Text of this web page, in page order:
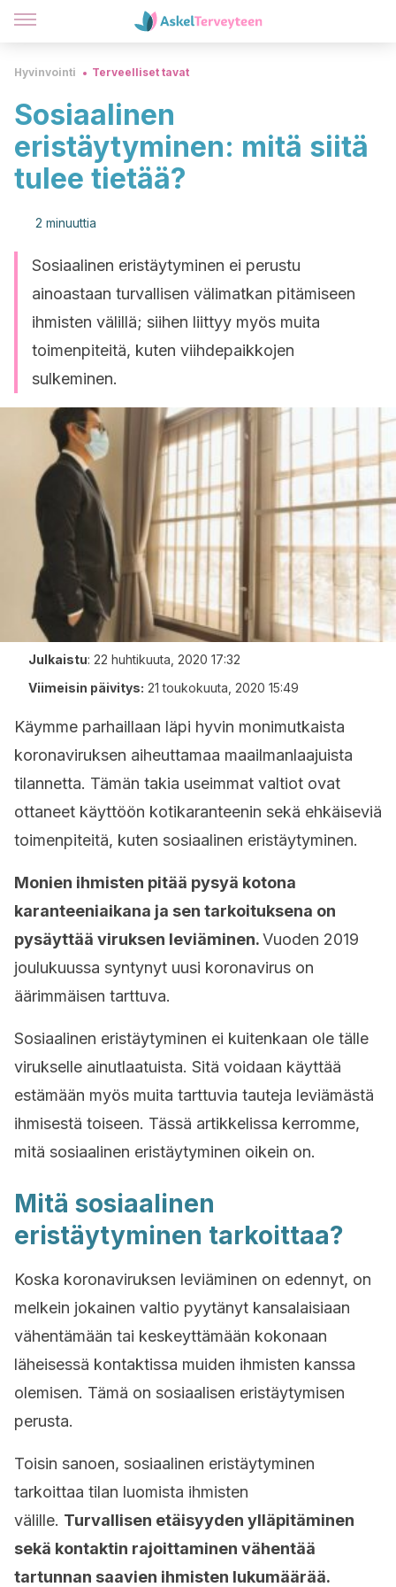
Hyvinvointi Terveelliset tavat
Sosiaalinen
eristäytyminen: mitä siitä
tulee tietää?
2 minuuttia
Sosiaalinen eristäytyminen ei perustu
ainoastaan turvallisen välimatkan pitämiseen
ihmisten välillä; siihen liittyy myös muita
toimenpiteitä, kuten viihdepaikkojen
sulkeminen.
Julkaistu: 22 huhtikuuta, 2020 17:32
Viimeisin päivitys: 21 toukokuuta, 2020 15:49
Käymme parhaillaan läpi hyvin monimutkaista
koronaviruksen aiheuttamaa maailmanlaajuista
tilannetta. Tämän takia useimmat valtiot ovat
ottaneet käyttöön kotikaranteenin sekä ehkäiseviä
toimenpiteitä, kuten sosiaalinen eristäytyminen.
Monien ihmisten pitää pysyä kotona
karanteeniaikana ja sen tarkoituksena on
pysäyttää viruksen leviäminen.Vuoden 2019
joulukuussa syntynyt uusi koronavirus on
äärimmäisen tarttuva.
Sosiaalinen eristäytyminen ei kuitenkaan ole tälle
virukselle ainutlaatuista. Sitä voidaan käyttää
estämään myös muita tarttuvia tauteja leviämästä
ihmisestä toiseen. Tässä artikkelissa kerromme,
mitä sosiaalinen eristäytyminen oikein on.
Mitä sosiaalinen
eristäytyminen tarkoittaa?
Koska koronaviruksen leviäminen on edennyt, on
melkein jokainen valtio pyytänyt kansalaisiaan
vähentämään tai keskeyttämään kokonaan
läheisessä kontaktissa muiden ihmisten kanssa
olemisen. Tämä on sosiaalisen eristäytymisen
perusta.
Toisin sanoen, sosiaalinen eristäytyminen
tarkoittaa tilan luomista ihmisten
välille. Turvallisen etäisyyden ylläpitäminen
sekä kontaktin rajoittaminen vähentää
tartunnan saavien ihmisten lukumäärää.